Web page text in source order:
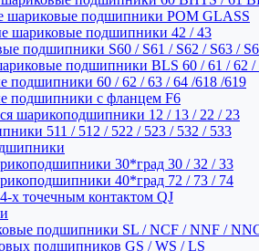
шариковые подшипники POM GLASS
шариковые подшипники 42 / 43
подшипники S60 / S61 / S62 / S63 /
подшипники BLS 60 / 61 / 62 /
подшипники 60 / 62 / 63 / 64 /618 /619
подшипники с фланцем F6
шарикоподшипники 12 / 13 / 22 / 23
511 / 512 / 522 / 523 / 532 / 533
30*град 30 / 32 / 33
40*град 72 / 73 / 74
точечным контактом QJ
подшипники SL / NCF / NNF /
подшипников GS / WS / LS